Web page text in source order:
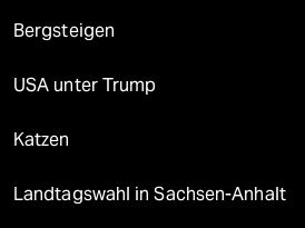
Bergsteigen
USA unter Trump
Katzen
Landtagswahl in Sachsen-Anhalt